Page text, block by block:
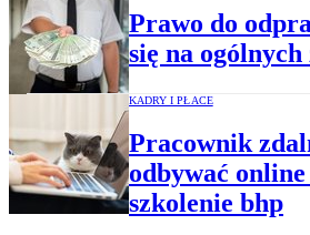
Prawo do
się na ogólnych
KADRY I PŁACE
Pracownik
odbywać
szkolenie bhp